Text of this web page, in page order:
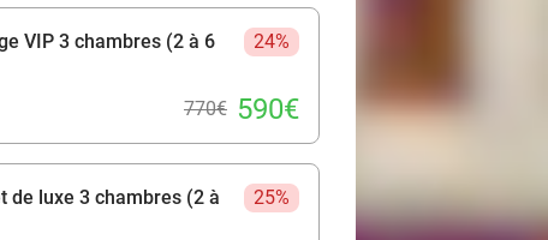
VIP 3 chambres (2 à 6
24%
770€ 590€
de luxe 3 chambres (2 à
25%